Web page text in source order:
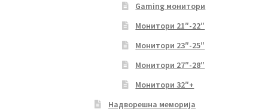
Gaming монитори
Монитори 21″-22″
Монитори 23″-25″
Монитори 27″-28″
Монитори 32″+
Надворешна меморија